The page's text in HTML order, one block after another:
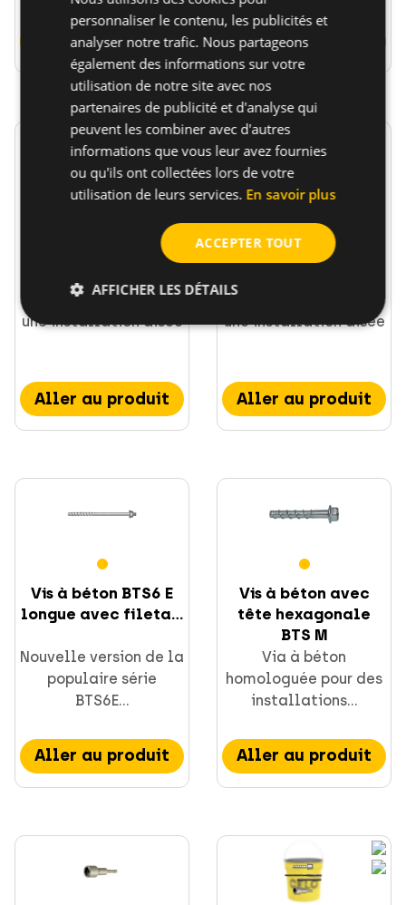
Aller au produit Aller au produit
Vis à béton avec
tête hexagonale
Charges élevées pour
une installation aisée
Aller au produit
Vis à béton avec
tête fraisée BTS ST
Charges élevées pour
une installation aisée
Aller au produit
Vis à béton BTS6 E
longue avec fileta...
Nouvelle version de la
populaire série
BTS6E...
Aller au produit
Vis à béton avec
tête hexagonale
BTS M
Via à béton
homologuée pour des
installations...
Aller au produit
personnaliser le contenu, les publicités et
analyser notre trafic. Nous partageons
également des informations sur votre
utilisation de notre site avec nos
partenaires de publicité et d'analyse qui
peuvent les combiner avec d'autres
informations que vous leur avez fournies
ou qu'ils ont collectées lors de votre
utilisation de leurs services. En savoir plus
ACCEPTER TOUT
AFFICHER LES DÉTAILS